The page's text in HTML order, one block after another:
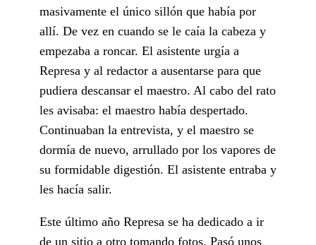
masivamente el único sillón que había por
allí. De vez en cuando se le caía la cabeza y
empezaba a roncar. El asistente urgía a
Represa y al redactor a ausentarse para que
pudiera descansar el maestro. Al cabo del rato
les avisaba: el maestro había despertado.
Continuaban la entrevista, y el maestro se
dormía de nuevo, arrullado por los vapores de
su formidable digestión. El asistente entraba y
les hacía salir.
Este último año Represa se ha dedicado a ir
de un sitio a otro tomando fotos. Pasó unos